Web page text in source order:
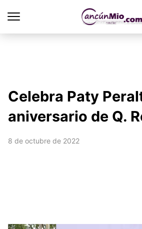
Celebra Paty
aniversario de Q.
8 de octubre de 2022